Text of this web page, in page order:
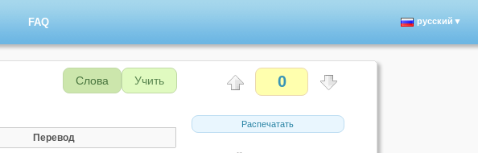
FAQ русский▼
Слова Учить
Перевод
0
Распечатать